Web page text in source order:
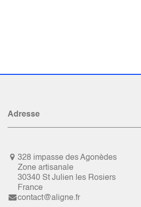
Adresse
328 impasse des Agonèdes
Zone artisanale
30340 St Julien les Rosiers
France
contact@aligne.fr